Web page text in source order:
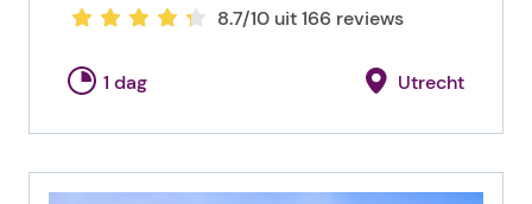
8.7/10 uit 166 reviews
1 dag Utrecht